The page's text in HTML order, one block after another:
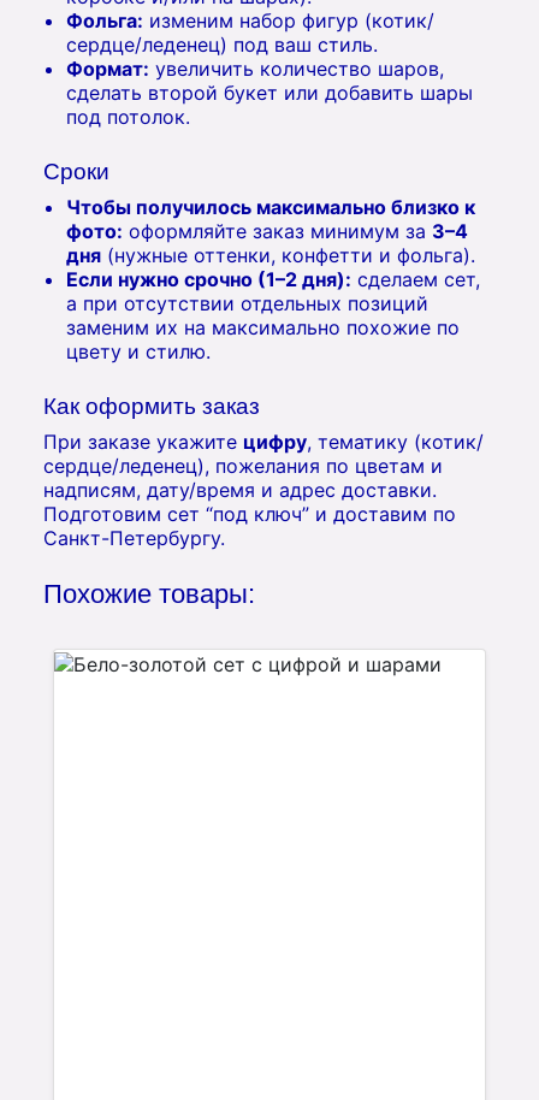
Фольга: изменим набор фигур (котик/
сердце/леденец) под ваш стиль.
Формат: увеличить количество шаров,
сделать второй букет или добавить шары
под потолок.
Сроки
Чтобы получилось максимально близко к
фото: оформляйте заказ минимум за 3–4
дня (нужные оттенки, конфетти и фольга).
Если нужно срочно (1–2 дня): сделаем сет,
а при отсутствии отдельных позиций
заменим их на максимально похожие по
цвету и стилю.
Как оформить заказ
При заказе укажите цифру, тематику (котик/
сердце/леденец), пожелания по цветам и
надписям, дату/время и адрес доставки.
Подготовим сет “под ключ” и доставим по
Санкт-Петербургу.
Похожие товары: